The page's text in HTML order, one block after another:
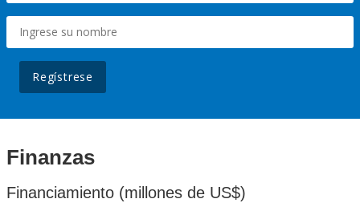
Regístrese
Finanzas
Financiamiento (millones de US$)